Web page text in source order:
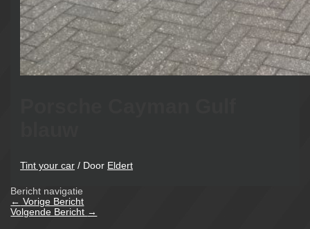
Tint your car / Door Eldert
Bericht navigatie
← Vorige Bericht
Volgende Bericht →